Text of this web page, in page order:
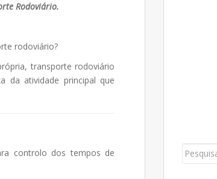
Rodoviário.
rodoviário?
transporte rodoviário
da atividade principal que
controlo dos tempos de